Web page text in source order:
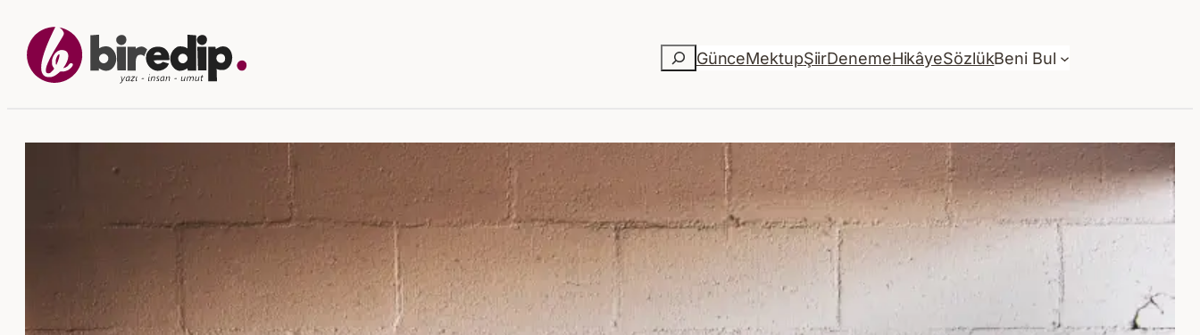
Ara GünceMektupŞiirDenemeHikâyeSözlükBeni Bul